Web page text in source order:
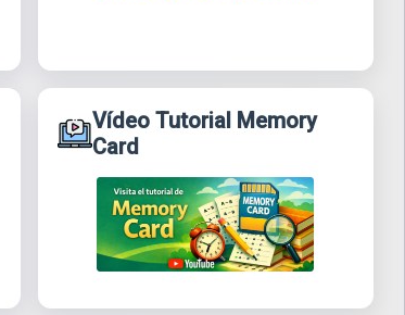
Vídeo Tutorial Memory
Card